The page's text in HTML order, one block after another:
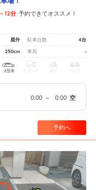
12分 予約できてオススメ！
屋外 駐車台数 4台
250cm 車高 -
大型車 トラック 原付 バイク
0:00 ～ 0:00 空
予約へ